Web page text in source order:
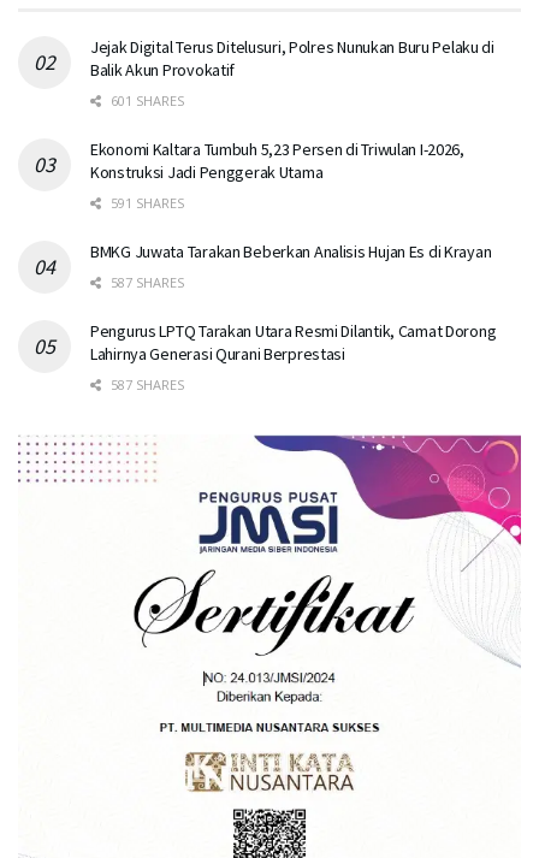
Jejak Digital Terus Ditelusuri, Polres Nunukan Buru Pelaku di
Balik Akun Provokatif
601 SHARES
Ekonomi Kaltara Tumbuh 5,23 Persen di Triwulan I-2026,
Konstruksi Jadi Penggerak Utama
591 SHARES
BMKG Juwata Tarakan Beberkan Analisis Hujan Es di Krayan
587 SHARES
Pengurus LPTQ Tarakan Utara Resmi Dilantik, Camat Dorong
Lahirnya Generasi Qurani Berprestasi
587 SHARES